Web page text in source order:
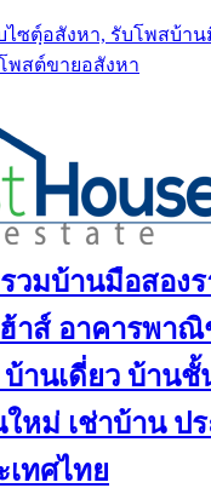
ไซตฺ์อสังหา, รับโพสบ้า
พสต์ขายอสังหา
วมบ้านมือสอง
าส์ อาคารพา
านเดี่ยว บ้านชั้
หม่ เช่าบ้าน ป
เทศไทย